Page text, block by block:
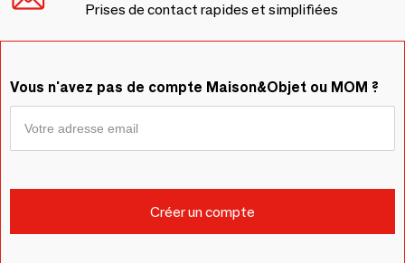
Prises de contact rapides et simplifiées
Vous n'avez pas de compte Maison&Objet ou MOM ?